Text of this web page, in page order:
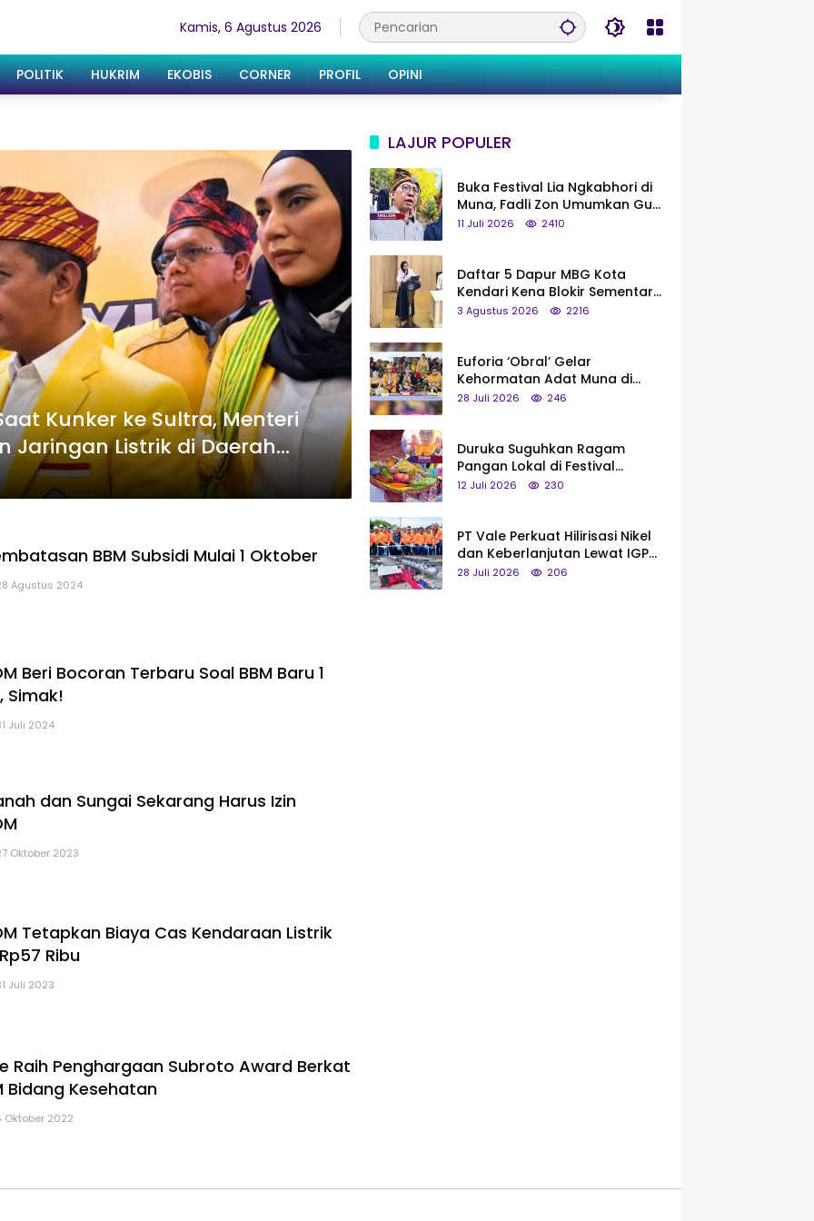
Kamis, 6 Agustus 2026
POLITIK HUKRIM EKOBIS CORNER PROFIL OPINI
Kunker ke Sultra, Menteri
Jaringan Listrik di Daerah
BBM Subsidi Mulai 1 Oktober
Agustus 2024
Beri Bocoran Terbaru Soal BBM Baru 1
Simak!
Juli 2024
dan Sungai Sekarang Harus Izin
Oktober 2023
Tetapkan Biaya Cas Kendaraan Listrik
Ribu
Juli 2023
Raih Penghargaan Subroto Award Berkat
Bidang Kesehatan
Oktober 2022
LAJUR POPULER
Buka Festival Lia Ngkabhori di
Muna, Fadli Zon Umumkan Gua
Metanduno Segera Naik Status
11 Juli 2026 2410
Daftar 5 Dapur MBG Kota
Kendari Kena Blokir Sementara
dari Pusat
3 Agustus 2026 2216
Euforia ‘Obral’ Gelar
Kehormatan Adat Muna di
Silaturahmi KKMM, Ridwan Bae:
28 Juli 2026 246
Duruka Suguhkan Ragam
Pangan Lokal di Festival
Liangkobhori, Dari Umbi Rebus
12 Juli 2026 230
PT Vale Perkuat Hilirisasi Nikel
dan Keberlanjutan Lewat IGP
Morowali
28 Juli 2026 206